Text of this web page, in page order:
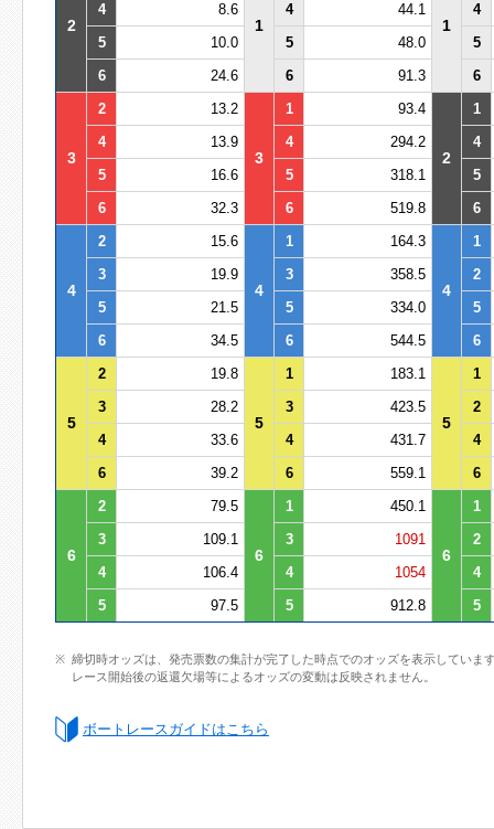
2 1 1
4
8.6 4 44.1
4
5
10.0 5 48.0
5
6
24.6 6 91.3 6
3
2 13.2
3
1 93.4
2
1
4
13.9 4 294.2
4
5
16.6 5 318.1
5
6
32.3 6 519.8 6
4
2 15.6
4
1 164.3
4
1
3
19.9 3 358.5
2
5
21.5 5 334.0
5
6
34.5 6 544.5 6
5
2 19.8
5
1 183.1
5
1
3
28.2 3 423.5
2
4
33.6 4 431.7
4
6
39.2 6 559.1 6
6
2 79.5
6
1 450.1
6
1
3
109.1 3 1091
2
4
106.4 4 1054
4
5
97.5 5 912.8 5
締切時オッズは、発売票数の集計が完了した時点でのオッズを表示していま
レース開始後の返還欠場等によるオッズの変動は反映されません。
ボートレースガイドはこちら